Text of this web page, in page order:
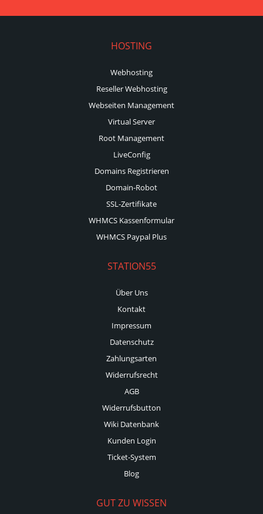
HOSTING
Webhosting
Reseller Webhosting
Webseiten Management
Virtual Server
Root Management
LiveConfig
Domains Registrieren
Domain-Robot
SSL-Zertifikate
WHMCS Kassenformular
WHMCS Paypal Plus
STATION55
Über Uns
Kontakt
Impressum
Datenschutz
Zahlungsarten
Widerrufsrecht
AGB
Widerrufsbutton
Wiki Datenbank
Kunden Login
Ticket-System
Blog
GUT ZU WISSEN